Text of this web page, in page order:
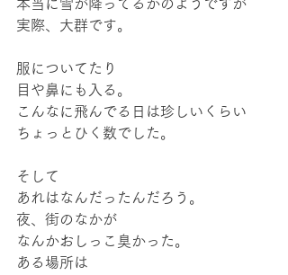
本当に雪が降ってるかのようですが
実際、大群です。
服についてたり
目や鼻にも入る。
こんなに飛んでる日は珍しいくらい
ちょっとひく数でした。
そして
あれはなんだったんだろう。
夜、街のなかが
なんかおしっこ臭かった。
ある場所は